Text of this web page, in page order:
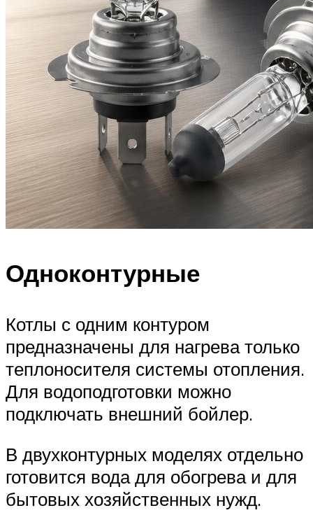
Одноконтурные
Котлы с одним контуром
предназначены для нагрева только
теплоносителя системы отопления.
Для водоподготовки можно
подключать внешний бойлер.
В двухконтурных моделях отдельно
готовится вода для обогрева и для
бытовых хозяйственных нужд.